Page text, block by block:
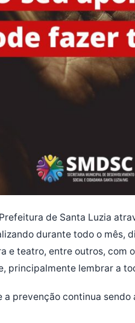
de Santa Luzia
durante todo o mês,
e teatro, entre outros, com
principalmente lembrar a
a prevenção continua